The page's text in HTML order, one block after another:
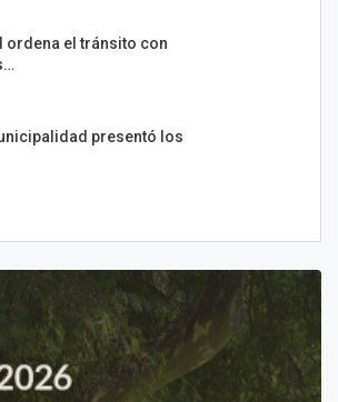
ordena el tránsito con
presentó los